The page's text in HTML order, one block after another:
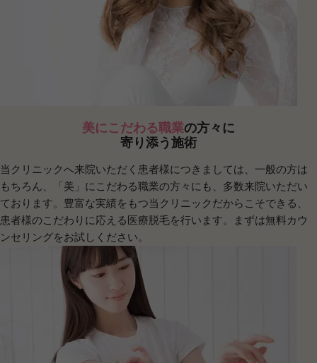
美にこだわる職業の方々に
寄り添う施術
当クリニックへ来院いただく患者様につきましては、一般の方は
もちろん、「美」にこだわる職業の方々にも、多数来院いただい
ております。豊富な実績をもつ当クリニックだからこそできる、
患者様のこだわりに応える医療脱毛を行います。まずは無料カウ
ンセリングをお試しください。